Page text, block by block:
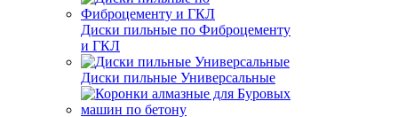
Диски пильные по Фиброцементу
и ГКЛ
Диски пильные Универсальные